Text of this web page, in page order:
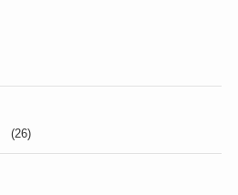
(26)